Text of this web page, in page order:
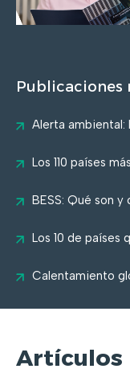
Publicaciones
Alerta ambiental:
Los 110 países
BESS: Qué son
Los 10 de países
Calentamiento
Artículos